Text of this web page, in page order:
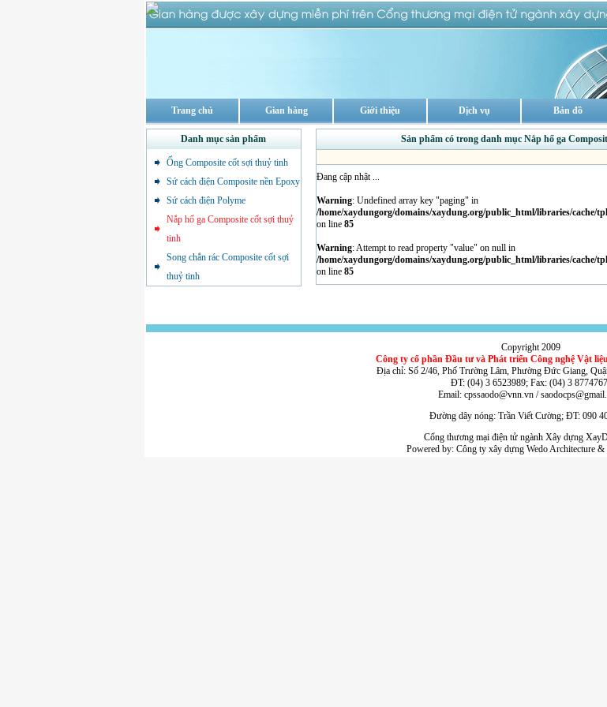
Trang chủ Gian hàng Giới thiệu Dịch vụ Bản đồ
Danh mục sản phẩm
Ống Composite cốt sợi thuỷ tinh
Sứ cách điện Composite nền Epoxy
Sứ cách điện Polyme
Nắp hố ga Composite cốt sợi thuỷ
tinh
Song chắn rác Composite cốt sợi
thuỷ tinh
Sản phẩm có trong danh mục Nắp hố ga
Đang cập nhật ...
Warning: Undefined array key "paging" in
/home/xaydungorg/domains/xaydung.org/public_html/libraries/cache/
on line 85
Warning: Attempt to read property "value" on null in
/home/xaydungorg/domains/xaydung.org/public_html/libraries/cache/
on line 85
Copyright 2009
Công ty cổ phần Đầu tư và Phát triển Công nghệ Vật
Địa chỉ: Số 2/46, Phố Trường Lâm, Phường Đức Giang,
ĐT: (04) 3 6523989; Fax: (04) 3
Email: cpssaodo@vnn.vn /
Đường dây nóng: Trần Viết Cường; ĐT: 090
Cổng thương mại điện tử ngành Xây dựng
Powered by: Công ty xây dựngWedo Architecture &